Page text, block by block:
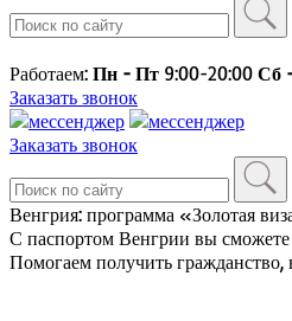
Работаем: Пн - Пт 9:00-20:00 Сб
Заказать звонок
Заказать звонок
Венгрия: программа «Золотая
С паспортом Венгрии вы сможете
Помогаем получить